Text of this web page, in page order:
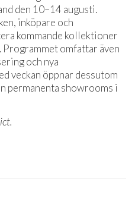
den 10–14 augusti.
inköpare och
kommande kollektioner
omfattar även
och nya
veckan öppnar dessutom
permanenta showrooms i